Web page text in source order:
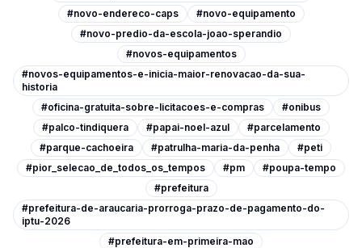
#novo-endereco-caps
#novo-equipamento
#novo-predio-da-escola-joao-sperandio
#novos-equipamentos
#novos-equipamentos-e-inicia-maior-renovacao-da-sua-
historia
#oficina-gratuita-sobre-licitacoes-e-compras
#onibus
#palco-tindiquera
#papai-noel-azul
#parcelamento
#parque-cachoeira
#patrulha-maria-da-penha
#peti
#pior_selecao_de_todos_os_tempos
#pm
#poupa-tempo
#prefeitura
#prefeitura-de-araucaria-prorroga-prazo-de-pagamento-do-
iptu-2026
#prefeitura-em-primeira-mao